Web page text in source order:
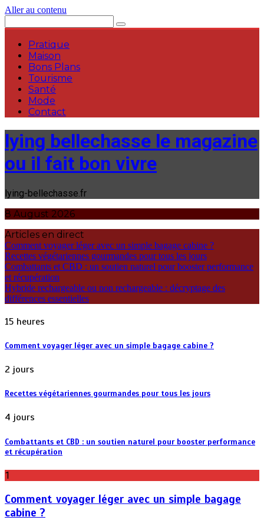
Aller au contenu
Pratique
Maison
Bons Plans
Tourisme
Santé
Mode
Contact
lying bellechasse le magazine
ou il fait bon vivre
lying-bellechasse.fr
8 August 2026
Articles en direct
Comment voyager léger avec un simple bagage cabine ?
Recettes végétariennes gourmandes pour tous les jours
Combattants et CBD : un soutien naturel pour booster performance
et récupération
Hybride rechargeable ou non rechargeable : décryptage des
différences essentielles
15 heures
Comment voyager léger avec un simple bagage cabine ?
2 jours
Recettes végétariennes gourmandes pour tous les jours
4 jours
Combattants et CBD : un soutien naturel pour booster performance
et récupération
1
Comment voyager léger avec un simple bagage
cabine ?